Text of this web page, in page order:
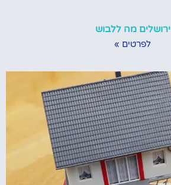
ירושלים מה ללבוש
לפרטים »